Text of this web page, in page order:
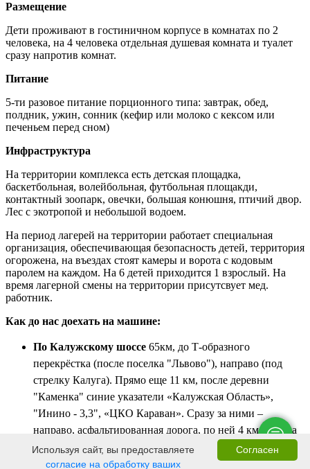
Размещение
Дети проживают в гостиничном корпусе в комнатах по 2
человека, на 4 человека отдельная душевая комната и туалет
сразу напротив комнат.
Питание
5-ти разовое питание порционного типа: завтрак, обед,
полдник, ужин, сонник (кефир или молоко с кексом или
печеньем перед сном)
Инфраструктура
На территории комплекса есть детская площадка,
баскетбольная, волейбольная, футбольная площакди,
контактный зоопарк, овечки, большая конюшня, птичий двор.
Лес с экотропой и небольшой водоем.
На период лагерей на территории работает специальная
организация, обеспечивающая безопасность детей, территория
огорожена, на въездах стоят камеры и ворота с кодовым
паролем на каждом. На 6 детей приходится 1 взрослый. На
время лагерной смены на территории присутсвует мед.
работник.
Как до нас доехать на машине:
По Калужскому шоссе 65км, до Т-образного
перекрёстка (после поселка "Львово"), направо (под
стрелку Калуга). Прямо еще 11 км, после деревни
"Каменка" синие указатели «Калужская Область»,
"Инино - 3,3", «ЦКО Караван». Сразу за ними –
направо, асфальтированная дорога, по ней 4 км (дорога
проходит сквозь поселок Инино). Конюшня
расположена после поселка Инино (примерно через 300
Согласен
Используя сайт, вы предоставляете
согласие на обработку ваших